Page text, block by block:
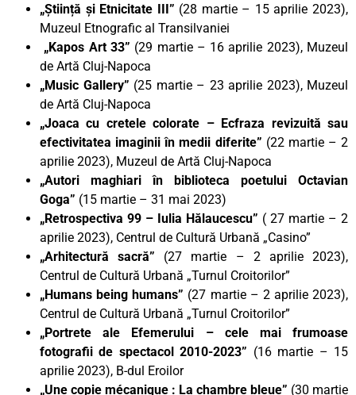
„Știință și Etnicitate III” (28 martie – 15 aprilie 2023),
Muzeul Etnografic al Transilvaniei
„Kapos Art 33” (29 martie – 16 aprilie 2023), Muzeul
de Artă Cluj-Napoca
„Music Gallery” (25 martie – 23 aprilie 2023), Muzeul
de Artă Cluj-Napoca
„Joaca cu cretele colorate – Ecfraza revizuită sau
efectivitatea imaginii în medii diferite” (22 martie – 2
aprilie 2023), Muzeul de Artă Cluj-Napoca
„Autori maghiari în biblioteca poetului Octavian
Goga” (15 martie – 31 mai 2023)
„Retrospectiva 99 – Iulia Hălaucescu” ( 27 martie – 2
aprilie 2023), Centrul de Cultură Urbană „Casino”
„Arhitectură sacră” (27 martie – 2 aprilie 2023),
Centrul de Cultură Urbană „Turnul Croitorilor”
„Humans being humans” (27 martie – 2 aprilie 2023),
Centrul de Cultură Urbană „Turnul Croitorilor”
„Portrete ale Efemerului – cele mai frumoase
fotografii de spectacol 2010-2023” (16 martie – 15
aprilie 2023), B-dul Eroilor
„Une copie mécanique : La chambre bleue” (30 martie